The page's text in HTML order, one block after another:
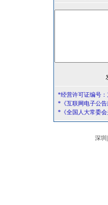
*经营许可证编号：
*《互联网电子公告
*《全国人大常委会
深圳